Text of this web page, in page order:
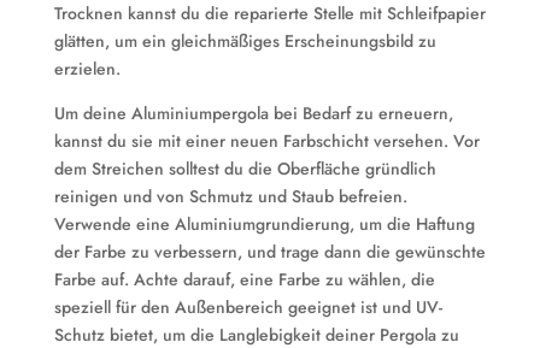
Trocknen kannst du die reparierte Stelle mit Schleifpapier
glätten, um ein gleichmäßiges Erscheinungsbild zu
erzielen.
Um deine Aluminiumpergola bei Bedarf zu erneuern,
kannst du sie mit einer neuen Farbschicht versehen. Vor
dem Streichen solltest du die Oberfläche gründlich
reinigen und von Schmutz und Staub befreien.
Verwende eine Aluminiumgrundierung, um die Haftung
der Farbe zu verbessern, und trage dann die gewünschte
Farbe auf. Achte darauf, eine Farbe zu wählen, die
speziell für den Außenbereich geeignet ist und UV-
Schutz bietet, um die Langlebigkeit deiner Pergola zu